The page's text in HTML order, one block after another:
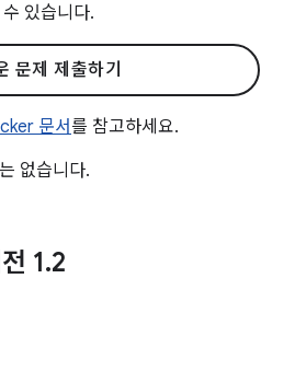
있습니다.
문제 제출하기
문서를 참고하세요.
없습니다.
1.2